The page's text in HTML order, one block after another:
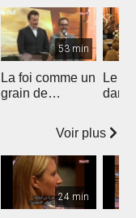
53 min
La foi comme un
grain de
Le
dans
Voir plus
24 min